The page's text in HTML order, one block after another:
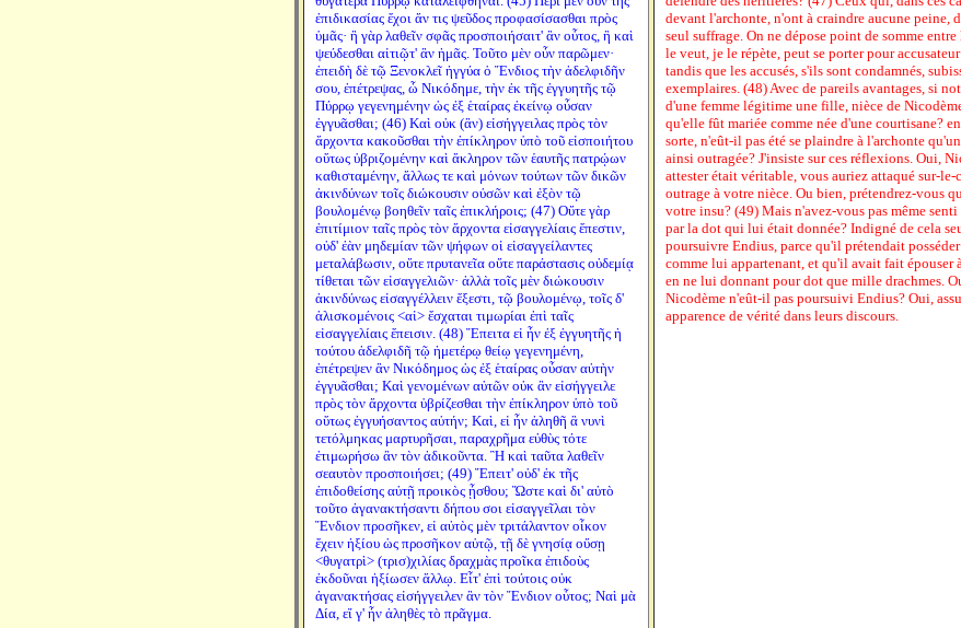
ἐπιδικασίας ἔχοι ἄν τις ψεῦδος προφασίσασθαι πρὸς
ὑμᾶς· ἢ γὰρ λαθεῖν σφᾶς προσποιήσαιτ' ἂν οὗτος, ἢ καὶ
ψεύδεσθαι αἰτιῷτ' ἂν ἡμᾶς. Τοῦτο μὲν οὖν παρῶμεν·
ἐπειδὴ δὲ τῷ Ξενοκλεῖ ἠγγύα ὁ Ἔνδιος τὴν ἀδελφιδῆν
σου, ἐπέτρεψας, ὦ Νικόδημε, τὴν ἐκ τῆς ἐγγυητῆς τῷ
Πύρρῳ γεγενημένην ὡς ἐξ ἑταίρας ἐκείνῳ οὖσαν
ἐγγυᾶσθαι; (46) Καὶ οὐκ (ἂν) εἰσήγγειλας πρὸς τὸν
ἄρχοντα κακοῦσθαι τὴν ἐπίκληρον ὑπὸ τοῦ εἰσποιήτου
οὕτως ὑβριζομένην καὶ ἄκληρον τῶν ἑαυτῆς πατρῴων
καθισταμένην, ἄλλως τε καὶ μόνων τούτων τῶν δικῶν
ἀκινδύνων τοῖς διώκουσιν οὐσῶν καὶ ἐξὸν τῷ
βουλομένῳ βοηθεῖν ταῖς ἐπικλήροις; (47) Οὔτε γὰρ
ἐπιτίμιον ταῖς πρὸς τὸν ἄρχοντα εἰσαγγελίαις ἔπεστιν,
οὐδ' ἐὰν μηδεμίαν τῶν ψήφων οἱ εἰσαγγείλαντες
μεταλάβωσιν, οὔτε πρυτανεῖα οὔτε παράστασις οὐδεμίᾳ
τίθεται τῶν εἰσαγγελιῶν· ἀλλὰ τοῖς μὲν διώκουσιν
ἀκινδύνως εἰσαγγέλλειν ἔξεστι, τῷ βουλομένῳ, τοῖς δ'
ἁλισκομένοις <αἱ> ἔσχαται τιμωρίαι ἐπὶ ταῖς
εἰσαγγελίαις ἔπεισιν. (48) Ἔπειτα εἰ ἦν ἐξ ἐγγυητῆς ἡ
τούτου ἀδελφιδῆ τῷ ἡμετέρῳ θείῳ γεγενημένη,
ἐπέτρεψεν ἂν Νικόδημος ὡς ἐξ ἑταίρας οὖσαν αὐτὴν
ἐγγυᾶσθαι; Καὶ γενομένων αὐτῶν οὐκ ἂν εἰσήγγειλε
πρὸς τὸν ἄρχοντα ὑβρίζεσθαι τὴν ἐπίκληρον ὑπὸ τοῦ
οὕτως ἐγγυήσαντος αὐτήν; Καὶ, εἰ ἦν ἀληθῆ ἃ νυνὶ
τετόλμηκας μαρτυρῆσαι, παραχρῆμα εὐθὺς τότε
ἐτιμωρήσω ἂν τὸν ἀδικοῦντα. Ἢ καὶ ταῦτα λαθεῖν
σεαυτὸν προσποιήσει; (49) Ἔπειτ' οὐδ' ἐκ τῆς
ἐπιδοθείσης αὐτῇ προικὸς ᾖσθου; Ὥστε καὶ δι' αὐτὸ
τοῦτο ἀγανακτήσαντι δήπου σοι εἰσαγγεῖλαι τὸν
Ἔνδιον προσῆκεν, εἰ αὐτὸς μὲν τριτάλαντον οἶκον
ἔχειν ἠξίου ὡς προσῆκον αὑτῷ, τῇ δὲ γνησίᾳ οὔσῃ
<θυγατρὶ> (τρισ)χιλίας δραχμὰς προῖκα ἐπιδοὺς
ἐκδοῦναι ἠξίωσεν ἄλλῳ. Εἶτ' ἐπὶ τούτοις οὐκ
ἀγανακτήσας εἰσήγγειλεν ἂν τὸν Ἔνδιον οὗτος; Ναὶ μὰ
Δία, εἴ γ' ἦν ἀληθὲς τὸ πρᾶγμα.
devant l'archonte, n'ont à craindre aucune peine,
seul suffrage. On ne dépose point de somme
le veut, je le répète, peut se porter pour
tandis que les accusés, s'ils sont condamnés,
exemplaires. (48) Avec de pareils avantages, si
d'une femme légitime une fille, nièce de
qu'elle fût mariée comme née d'une courtisane?
sorte, n'eût-il pas été se plaindre à l'archonte
ainsi outragée? J'insiste sur ces réflexions. Oui,
attester était véritable, vous auriez attaqué sur-
outrage à votre nièce. Ou bien, prétendrez-vous
votre insu? (49) Mais n'avez-vous pas même
par la dot qui lui était donnée? Indigné de cela
poursuivre Endius, parce qu'il prétendait
comme lui appartenant, et qu'il avait fait
en ne lui donnant pour dot que mille drachmes.
Nicodème n'eût-il pas poursuivi Endius? Oui,
apparence de vérité dans leurs discours.